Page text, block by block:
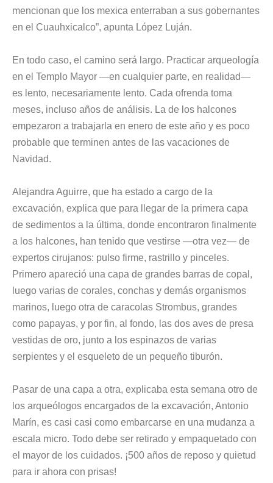
mencionan que los mexica enterraban a sus gobernantes
en el Cuauhxicalco”, apunta López Luján.
En todo caso, el camino será largo. Practicar arqueología
en el Templo Mayor —en cualquier parte, en realidad—
es lento, necesariamente lento. Cada ofrenda toma
meses, incluso años de análisis. La de los halcones
empezaron a trabajarla en enero de este año y es poco
probable que terminen antes de las vacaciones de
Navidad.
Alejandra Aguirre, que ha estado a cargo de la
excavación, explica que para llegar de la primera capa
de sedimentos a la última, donde encontraron finalmente
a los halcones, han tenido que vestirse —otra vez— de
expertos cirujanos: pulso firme, rastrillo y pinceles.
Primero apareció una capa de grandes barras de copal,
luego varias de corales, conchas y demás organismos
marinos, luego otra de caracolas Strombus, grandes
como papayas, y por fin, al fondo, las dos aves de presa
vestidas de oro, junto a los espinazos de varias
serpientes y el esqueleto de un pequeño tiburón.
Pasar de una capa a otra, explicaba esta semana otro de
los arqueólogos encargados de la excavación, Antonio
Marín, es casi casi como embarcarse en una mudanza a
escala micro. Todo debe ser retirado y empaquetado con
el mayor de los cuidados. ¡500 años de reposo y quietud
para ir ahora con prisas!